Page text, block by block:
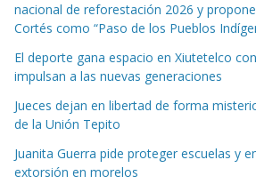
nacional de reforestación 2026 y
Cortés como “Paso de los Pueblos
El deporte gana espacio en Xiutetelco
impulsan a las nuevas generaciones
Jueces dejan en libertad de forma
de la Unión Tepito
Juanita Guerra pide proteger escuelas y
extorsión en morelos